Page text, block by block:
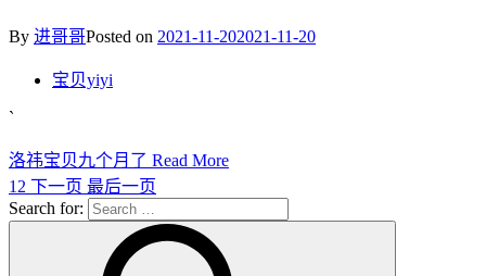
By 进哥哥Posted on 2021-11-202021-11-20
宝贝yiyi
`
洛祎宝贝九个月了 Read More
1 2 下一页 最后一页
Search for: